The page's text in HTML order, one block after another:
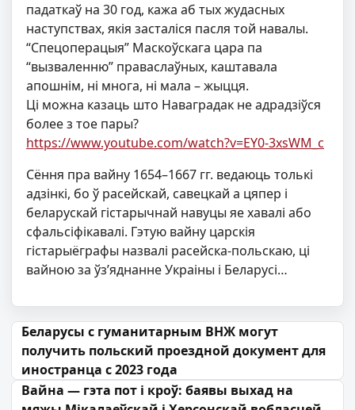
падаткаў на 30 год, кажа аб тых жудасных
наступствах, якія засталіся пасля той навалы.
“Спецоперацыя” Маскоўскага цара па
“вызваленню” праваслаўных, каштавала
апошнім, ні многа, ні мала – жыцця.
Ці можна казаць што Наваградак не адрадзіўся
более з тое пары?
https://www.youtube.com/watch?v=EY0-3xsWM_c
Сёння пра вайну 1654–1667 гг. ведаюць толькі
адзінкі, бо ў расейскай, савецкай а цяпер і
беларускай гістарычнай навуцы яе хавалі або
сфальсіфікавалі. Гэтую вайну царскія
гістарыёграфы назвалі расейска-польскаю, ці
вайною за ўз’яднанне Украіны і Беларусі…
Навігацыя па запісах
Беларусы с гуманитарным ВНЖ могут
получить польский проездной документ для
иностранца с 2023 года
Вайна — гэта пот і кроў: баявы выхад на